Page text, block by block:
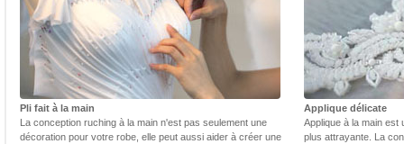
Pli fait à la main
La conception ruching à la main n'est pas seulement une
décoration pour votre robe, elle peut aussi aider à créer une
Applique délicate
Applique à la main est
plus attrayante. La